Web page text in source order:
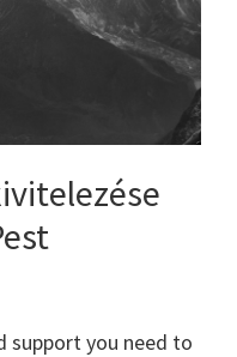
support you need to